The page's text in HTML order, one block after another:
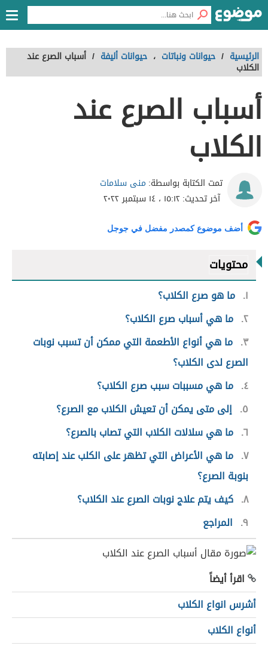
الرئيسية / حيوانات ونباتات ، حيوانات أليفة / أسباب الصرع عند
الكلاب
أسباب الصرع عند
الكلاب
تمت الكتابة بواسطة: منى سلامات
آخر تحديث:١٥:١٢ ، ١٤ سبتمبر ٢٠٢٢
أضف موضوع كمصدر مفضل في جوجل
محتويات
١ ما هو صرع الكلاب؟
٢ ما هي أسباب صرع الكلاب؟
٣ ما هي أنواع الأطعمة التي ممكن أن تسبب نوبات
الصرع لدى الكلاب؟
٤ ما هي مسببات سبب صرع الكلاب؟
٥ إلى متى يمكن أن تعيش الكلاب مع الصرع؟
٦ ما هي سلالات الكلاب التي تصاب بالصرع؟
٧ ما هي الأعراض التي تظهر على الكلب عند إصابته
بنوبة الصرع؟
٨ كيف يتم علاج نوبات الصرع عند الكلاب؟
٩ المراجع
اقرأ أيضاً
أشرس انواع الكلاب
أنواع الكلاب